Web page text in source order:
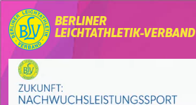
BERLINER
LEICHTATHLETIK-VERBAND